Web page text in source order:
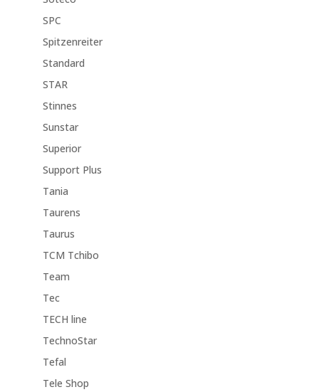
SPC
Spitzenreiter
Standard
STAR
Stinnes
Sunstar
Superior
Support Plus
Tania
Taurens
Taurus
TCM Tchibo
Team
Tec
TECH line
TechnoStar
Tefal
Tele Shop